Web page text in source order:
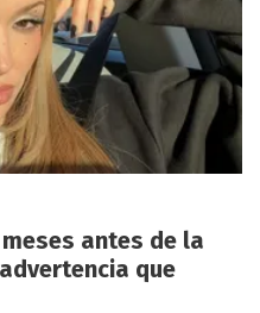
antes de la
que